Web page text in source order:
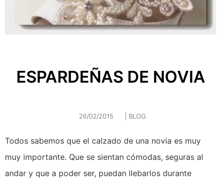
ESPARDEÑAS DE NOVIA
26/02/2015 BLOG
Todos sabemos que el calzado de una novia es muy
muy importante. Que se sientan cómodas, seguras al
andar y que a poder ser, puedan llebarlos durante